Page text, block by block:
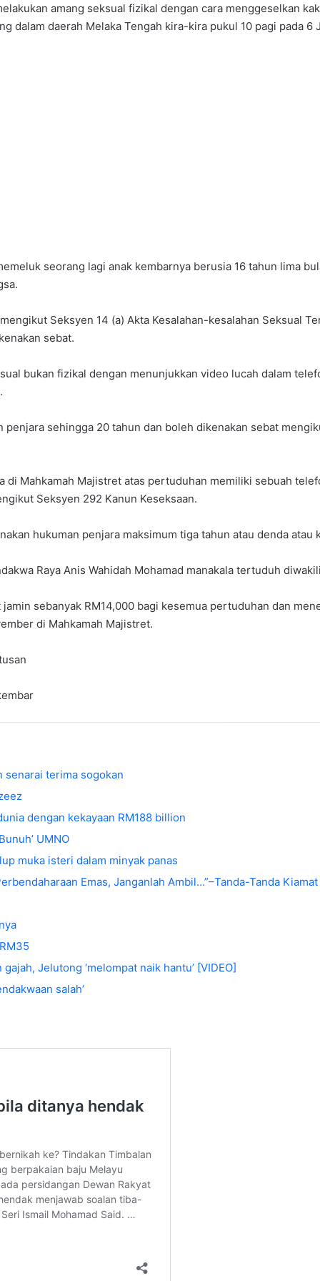
amang seksual fizikal dengan cara menggeselkan
dalam daerah Melaka Tengah kira-kira pukul 10 pagi pada 6
seorang lagi anak kembarnya berusia 16 tahun lima
Seksyen 14 (a) Akta Kesalahan-kesalahan Seksual
sebat.
bukan fizikal dengan menunjukkan video lucah dalam
sehingga 20 tahun dan boleh dikenakan sebat
Mahkamah Majistret atas pertuduhan memiliki sebuah
Seksyen 292 Kanun Keseksaan.
hukuman penjara maksimum tiga tahun atau denda atau
Raya Anis Wahidah Mohamad manakala tertuduh
sebanyak RM14,000 bagi kesemua pertuduhan dan
di Mahkamah Majistret.
senarai terima sogokan
dengan kekayaan RM188 billion
UMNO
muka isteri dalam minyak panas
Emas, Janganlah Ambil…”–Tanda-Tanda
Jelutong ‘melompat naik hantu’ [VIDEO]
salah’